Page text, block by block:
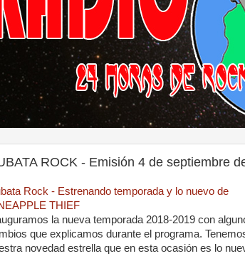
ROCK - Emisión 4 de septiembre
Rock - Estrenando temporada y lo nuevo de
THIEF
la nueva temporada 2018-2019 con
que explicamos durante el programa.
novedad estrella que en esta ocasión es lo